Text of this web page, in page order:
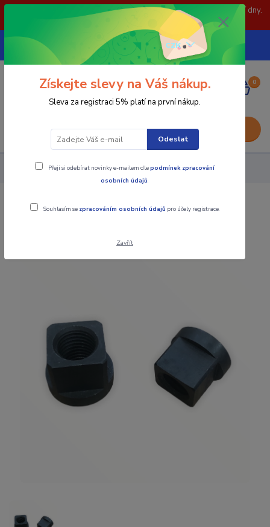
POZOR: 31.7 , 3.8 a 5.8- zavřeno. objednávky odešleme následující dny.
Děkujeme za pochopení.
CZK
739252246
(Po-Pá, 8-15 hod.)
0
0,00 Kč
Upínací součásti Čtyřhranná matka s nákružkem
Čtyřhranná matka s nákružkem
Získejte slevy na Váš nákup.
Sleva za registraci 5% platí na první nákup.
Odeslat
Přeji si odebírat novinky e-mailem dlepodmínek zpracování
osobních údajů.
Souhlasím se zpracováním osobních údajů pro účely registrace.
Zavřít